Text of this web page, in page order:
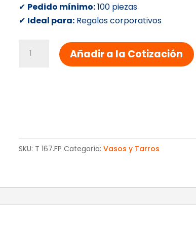
✔ Pedido mínimo:100 piezas
✔ Ideal para: Regalos corporativos
Añadir a la Cotización
SKU: T 167.FP Categoría:Vasos y Tarros